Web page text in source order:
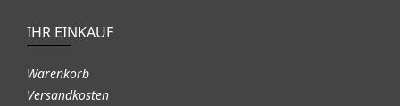
IHR EINKAUF
Warenkorb
Versandkosten